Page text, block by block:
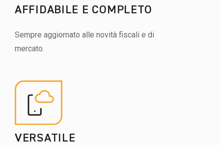
AFFIDABILE E COMPLETO
Sempre aggiornato alle novità fiscali e di
mercato.
VERSATILE